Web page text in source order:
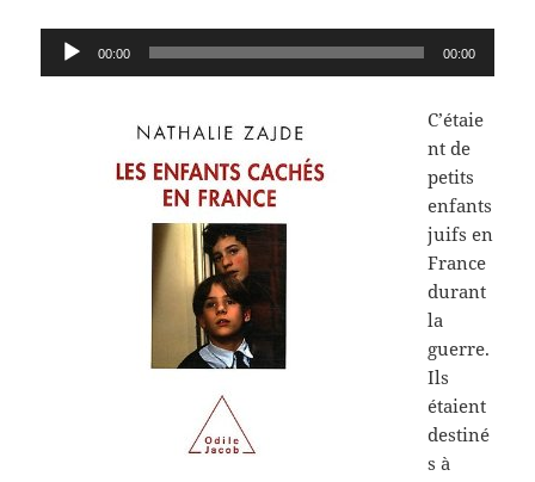
Lecteur
audio
00:00 00:00
C’étaie
nt de
petits
enfants
juifs en
France
durant
la
guerre.
Ils
étaient
destiné
s à